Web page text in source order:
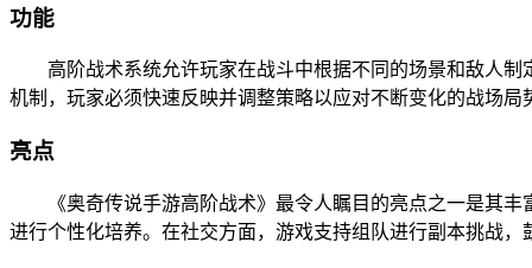
功能
高阶战术系统允许玩家在战斗中根据不同的场景和敌人制
机制，玩家必须快速反映并调整策略以应对不断变化的战场
亮点
《奥奇传说手游高阶战术》最令人瞩目的亮点之一是其丰
进行个性化培养。在社交方面，游戏支持组队进行副本挑战